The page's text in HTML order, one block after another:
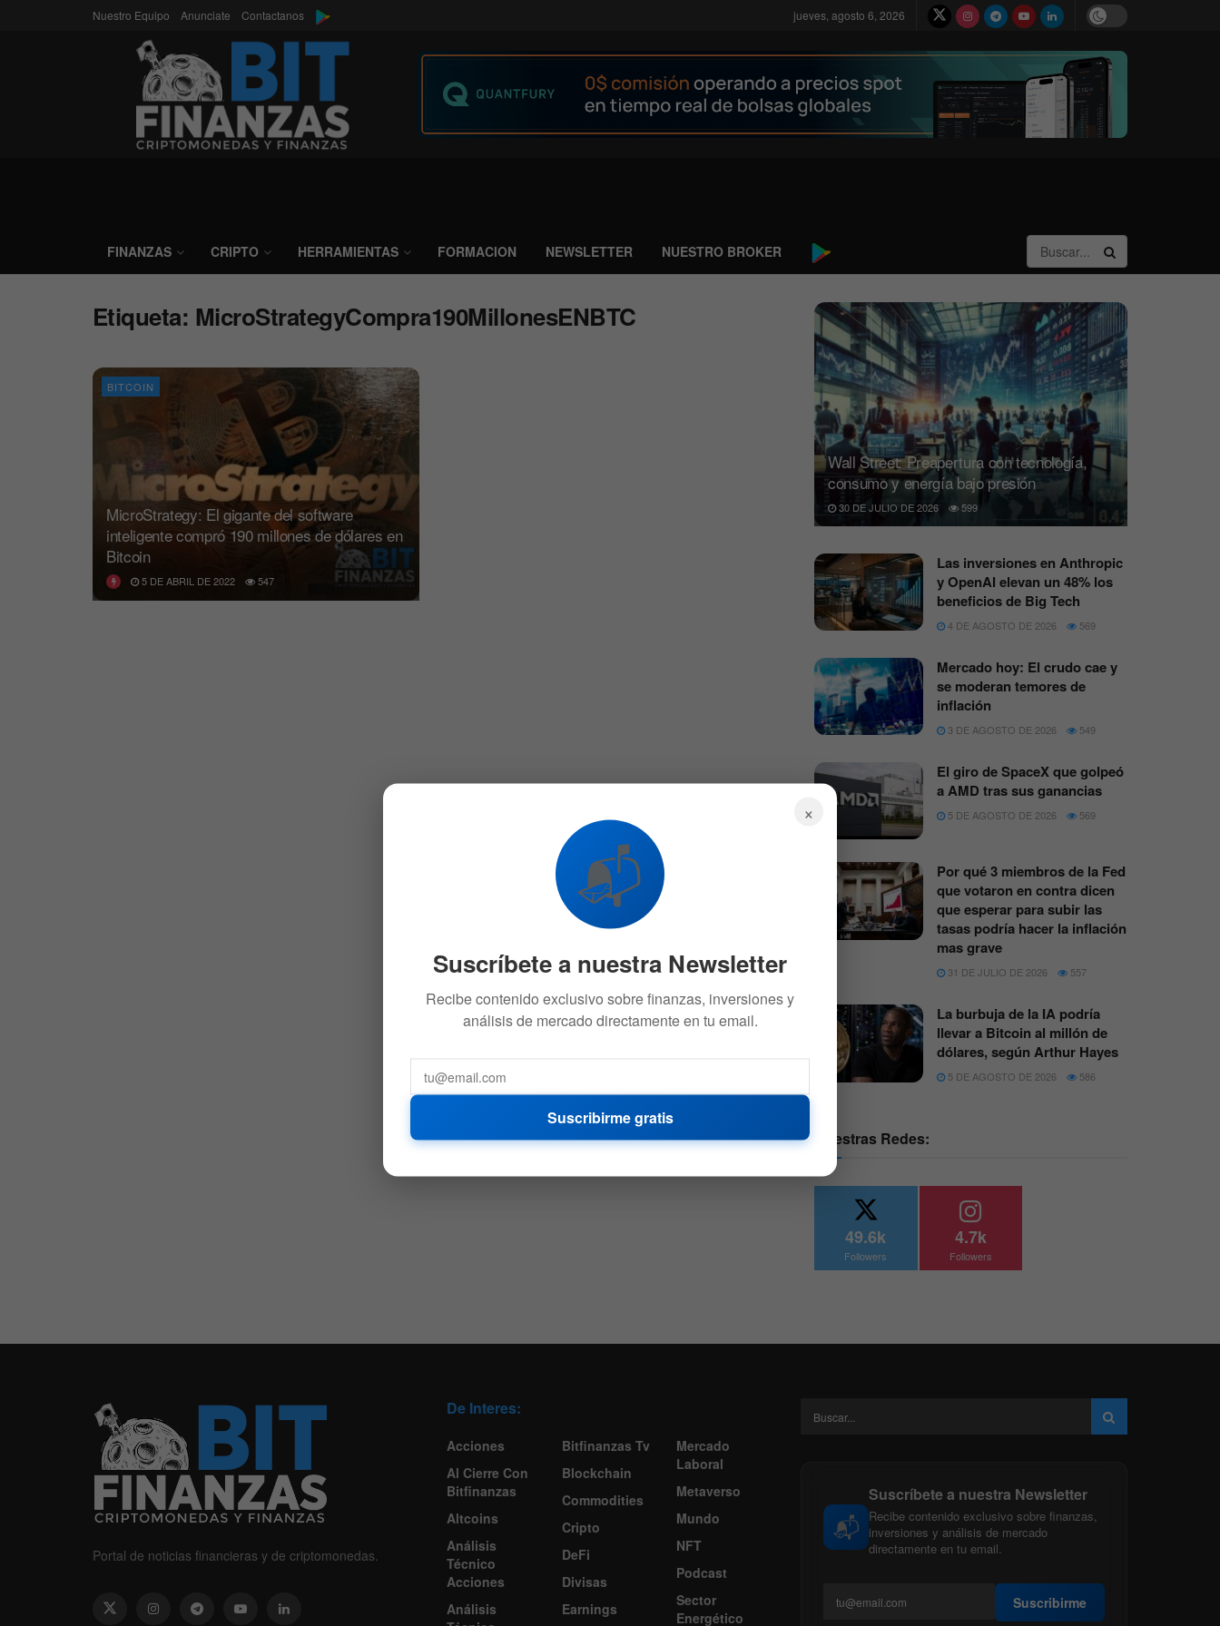
Nuestro Equipo Anunciate Contactanos jueves, agosto 6, 2026
FINANZAS CRIPTO HERRAMIENTAS FORMACION NEWSLETTER NUESTRO BROKER
Etiqueta: MicroStrategyCompra190MillonesENBTC
BITCOIN
MicroStrategy: El gigante del software
inteligente compró 190 millones de dólares en
Bitcoin
5 DE ABRIL DE 2022 547
Wall Street: Preapertura con tecnología,
consumo y energía bajo presión
30 DE JULIO DE 2026 599
Las inversiones en Anthropic
y OpenAI elevan un 48% los
beneficios de Big Tech
4 DE AGOSTO DE 2026 569
Mercado hoy: El crudo cae y
se moderan temores de
inflación
3 DE AGOSTO DE 2026 549
El giro de SpaceX que golpeó
a AMD tras sus ganancias
5 DE AGOSTO DE 2026 569
Por qué 3 miembros de la Fed
que votaron en contra dicen
que esperar para subir las
tasas podría hacer la inflación
mas grave
31 DE JULIO DE 2026 557
La burbuja de la IA podría
llevar a Bitcoin al millón de
dólares, según Arthur Hayes
5 DE AGOSTO DE 2026 586
Nuestras Redes:
49.6k
Followers
4.7k
Followers
Portal de noticias financieras y de criptomonedas.
De Interes:
Acciones
Al Cierre Con
Bitfinanzas
Altcoins
Análisis
Técnico
Acciones
Análisis
Bitfinanzas Tv
Blockchain
Commodities
Cripto
DeFi
Divisas
Earnings
Mercado
Laboral
Metaverso
Mundo
NFT
Podcast
Sector
Energético
📬
Suscríbete a nuestra Newsletter
Recibe contenido exclusivo sobre finanzas,
inversiones y análisis de mercado
directamente en tu email.
Suscribirme
×
📬
Suscríbete a nuestra Newsletter
Recibe contenido exclusivo sobre finanzas, inversiones y
análisis de mercado directamente en tu email.
Suscribirme gratis